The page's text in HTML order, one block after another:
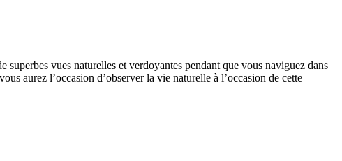
superbes vues naturelles et verdoyantes pendant que vous naviguez dans
aurez l’occasion d’observer la vie naturelle à l’occasion de cette